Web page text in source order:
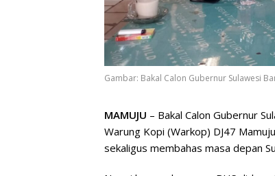
Gambar: Bakal Calon Gubernur Sulawesi
MAMUJU – Bakal Calon Gubernur
Warung Kopi (Warkop) DJ47
sekaligus membahas masa depan